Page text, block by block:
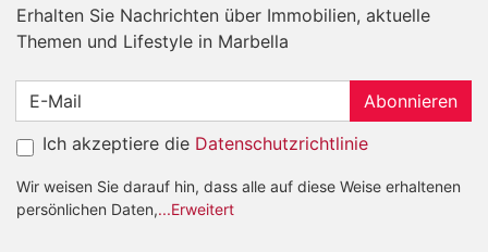
Erhalten Sie Nachrichten über Immobilien, aktuelle
Themen und Lifestyle in Marbella
Abonnieren
Ich akzeptiere die Datenschutzrichtlinie
Wir weisen Sie darauf hin, dass alle auf diese Weise erhaltenen
persönlichen Daten,...Erweitert